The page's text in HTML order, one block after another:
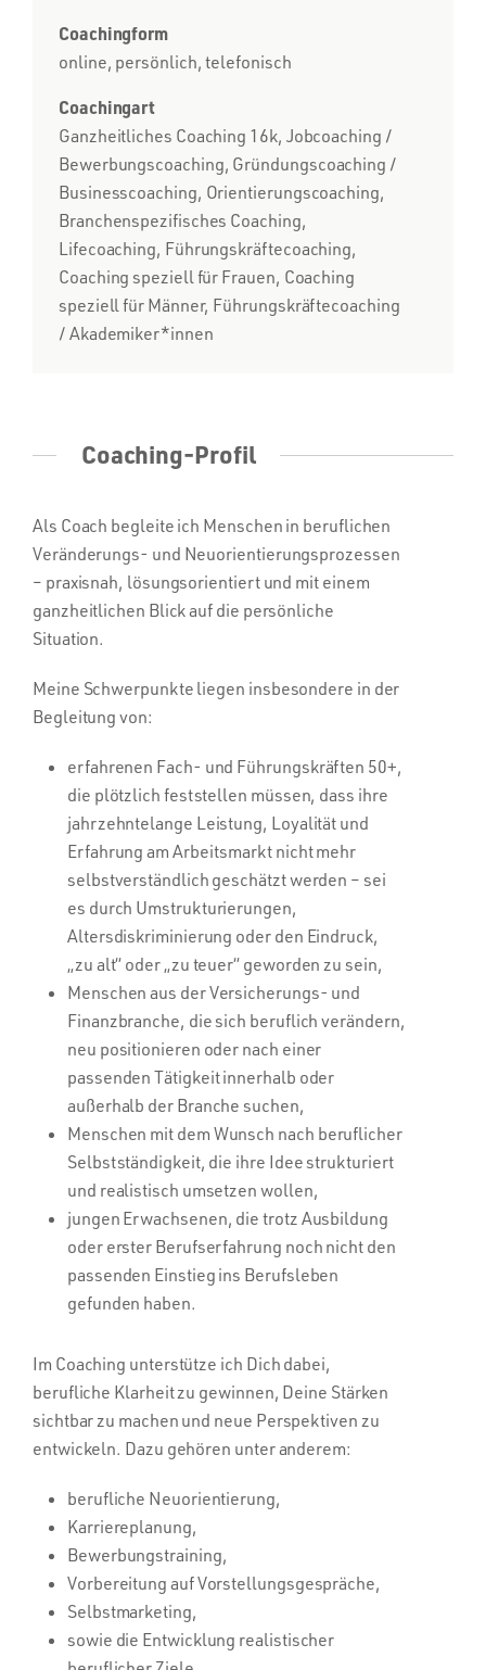
Coachingform
online, persönlich, telefonisch
Coachingart
Ganzheitliches Coaching 16k, Jobcoaching /
Bewerbungscoaching, Gründungscoaching /
Businesscoaching, Orientierungscoaching,
Branchenspezifisches Coaching,
Lifecoaching, Führungskräftecoaching,
Coaching speziell für Frauen, Coaching
speziell für Männer, Führungskräftecoaching
/ Akademiker*innen
Coaching-Profil
Als Coach begleite ich Menschen in beruflichen
Veränderungs- und Neuorientierungsprozessen
– praxisnah, lösungsorientiert und mit einem
ganzheitlichen Blick auf die persönliche
Situation.
Meine Schwerpunkte liegen insbesondere in der
Begleitung von:
erfahrenen Fach- und Führungskräften 50+,
die plötzlich feststellen müssen, dass ihre
jahrzehntelange Leistung, Loyalität und
Erfahrung am Arbeitsmarkt nicht mehr
selbstverständlich geschätzt werden – sei
es durch Umstrukturierungen,
Altersdiskriminierung oder den Eindruck,
„zu alt“ oder „zu teuer“ geworden zu sein,
Menschen aus der Versicherungs- und
Finanzbranche, die sich beruflich verändern,
neu positionieren oder nach einer
passenden Tätigkeit innerhalb oder
außerhalb der Branche suchen,
Menschen mit dem Wunsch nach beruflicher
Selbstständigkeit, die ihre Idee strukturiert
und realistisch umsetzen wollen,
jungen Erwachsenen, die trotz Ausbildung
oder erster Berufserfahrung noch nicht den
passenden Einstieg ins Berufsleben
gefunden haben.
Im Coaching unterstütze ich Dich dabei,
berufliche Klarheit zu gewinnen, Deine Stärken
sichtbar zu machen und neue Perspektiven zu
entwickeln. Dazu gehören unter anderem:
berufliche Neuorientierung,
Karriereplanung,
Bewerbungstraining,
Vorbereitung auf Vorstellungsgespräche,
Selbstmarketing,
sowie die Entwicklung realistischer